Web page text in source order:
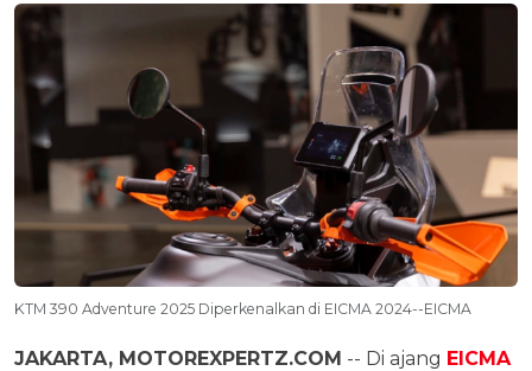
KTM 390 Adventure 2025 Diperkenalkan di EICMA 2024--EICMA
JAKARTA, MOTOREXPERTZ.COM -- Di ajang EICMA